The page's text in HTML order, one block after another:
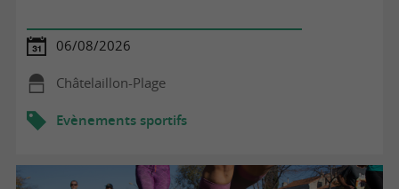
06/08/2026
Châtelaillon-Plage
Evènements sportifs